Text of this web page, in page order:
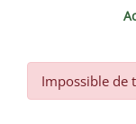
Culture &
Tourisme
Impossible de